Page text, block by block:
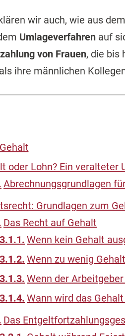
wir auch, wie aus dem
Umlageverfahren auf
von Frauen, die bis
ihre männlichen
oder Lohn? Ein veralteter
Abrechnungsgrundlagen
Grundlagen zum
Das Recht auf Gehalt
Wenn kein Gehalt
Wenn zu wenig
Wenn der
Wann wird das
Das